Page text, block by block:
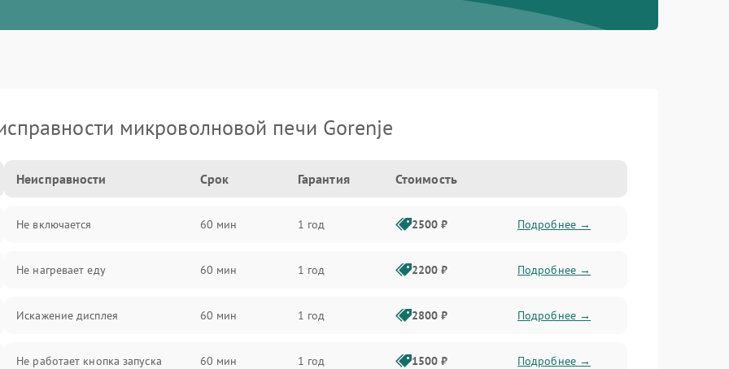
микроволновой печи Gorenje
Неисправности Срок Гарантия Стоимость
Не включается 60 мин 1 год 2500 ₽ Подробнее →
Не нагревает еду 60 мин 1 год 2200 ₽ Подробнее →
Искажение дисплея 60 мин 1 год 2800 ₽ Подробнее →
Не работает кнопка запуска 60 мин 1 год 1500 ₽ Подробнее →